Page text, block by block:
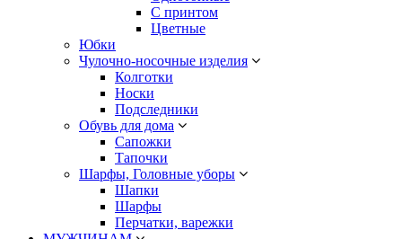
С принтом
Цветные
Юбки
Чулочно-носочные изделия
Колготки
Носки
Подследники
Обувь для дома
Сапожки
Тапочки
Шарфы, Головные уборы
Шапки
Шарфы
Перчатки, варежки